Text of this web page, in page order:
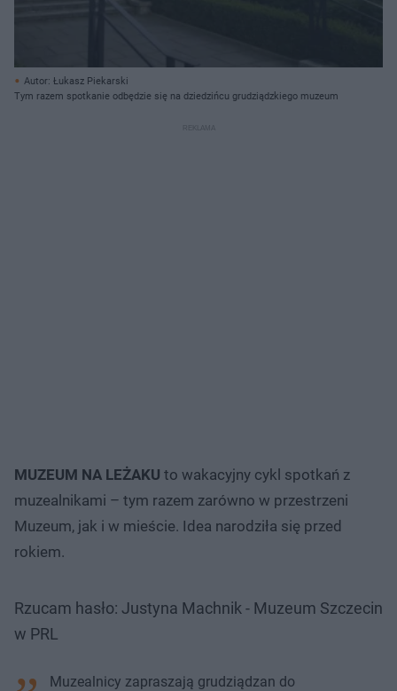
Autor: Łukasz Piekarski
Tym razem spotkanie odbędzie się na dziedzińcu grudziądzkiego muzeum
MUZEUM NA LEŻAKU to wakacyjny cykl spotkań z
muzealnikami – tym razem zarówno w przestrzeni
Muzeum, jak i w mieście. Idea narodziła się przed
rokiem.
Rzucam hasło: Justyna Machnik - Muzeum Szczecin
w PRL
Muzealnicy zapraszają grudziądzan do